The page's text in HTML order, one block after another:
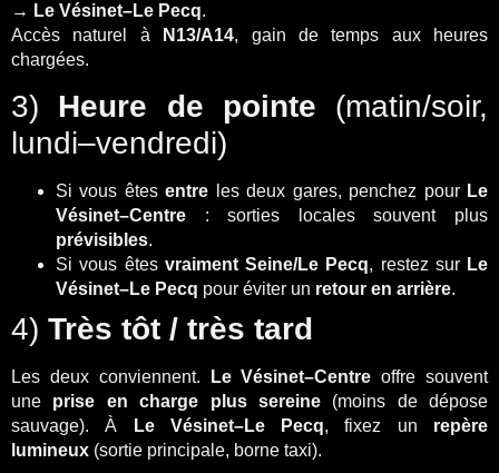
→ Le Vésinet–Le Pecq.
Accès naturel à
N13/A14, gain de temps aux heures
chargées.
3) Heure de pointe (matin/soir,
lundi–vendredi)
Si vous êtesentre les deux gares, penchez pour Le
Vésinet–Centre : sorties locales souvent plus
prévisibles.
Si vous êtes vraiment Seine/Le Pecq, restez sur Le
Vésinet–Le Pecq pour éviter un retour en arrière.
4) Très tôt / très tard
Les deux conviennent. Le Vésinet–Centre offre souvent
une prise en charge plus sereine(moins de dépose
sauvage). À
Le Vésinet–Le Pecq, fixez un repère
lumineux (sortie principale, borne taxi).